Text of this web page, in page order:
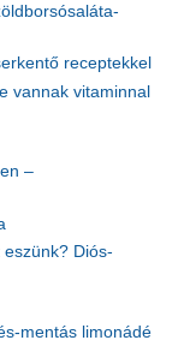
receptekkel
vannak vitaminnal
–
Diós-
mentás limonádé